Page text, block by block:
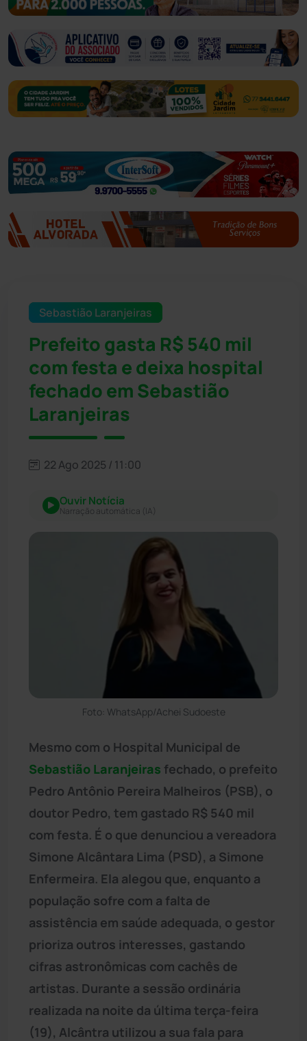
Sebastião Laranjeiras
Prefeito gasta R$ 540 mil
com festa e deixa hospital
fechado em Sebastião
Laranjeiras
22 Ago 2025 / 11:00
Ouvir Notícia
Narração automática (IA)
Foto: WhatsApp/Achei Sudoeste
Mesmo com o Hospital Municipal de
Sebastião Laranjeiras fechado, o prefeito
Pedro Antônio Pereira Malheiros (PSB), o
doutor Pedro, tem gastado R$ 540 mil
com festa. É o que denunciou a vereadora
Simone Alcântara Lima (PSD), a Simone
Enfermeira. Ela alegou que, enquanto a
população sofre com a falta de
assistência em saúde adequada, o gestor
prioriza outros interesses, gastando
cifras astronômicas com cachês de
artistas. Durante a sessão ordinária
realizada na noite da última terça-feira
(19), Alcântra utilizou a sua fala para